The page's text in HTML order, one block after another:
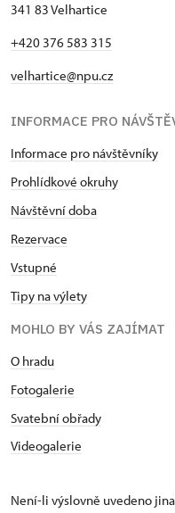
341 83 Velhartice
+420 376 583 315
velhartice@npu.cz
INFORMACE PRO
Informace pro návštěvníky
Prohlídkové okruhy
Návštěvní doba
Rezervace
Vstupné
Tipy na výlety
MOHLO BY VÁS ZAJÍMAT
O hradu
Fotogalerie
Svatební obřady
Videogalerie
Není-li výslovně uvedeno